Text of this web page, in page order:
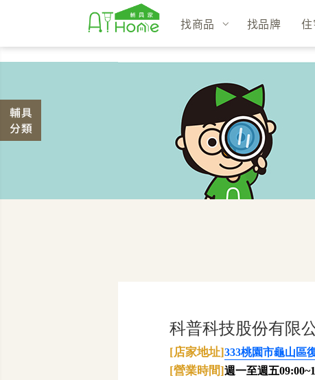
找商品 找品牌
科普科技股份有限
[店家地址]333桃園市龜山區
[營業時間]週一至週五